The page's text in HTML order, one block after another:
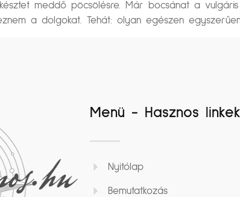
meddő pöcsölésre. Már bocsánat a
a dolgokat. Tehát: olyan egészen
Menü - Hasznos
Nyitólap
Bemutatkozás